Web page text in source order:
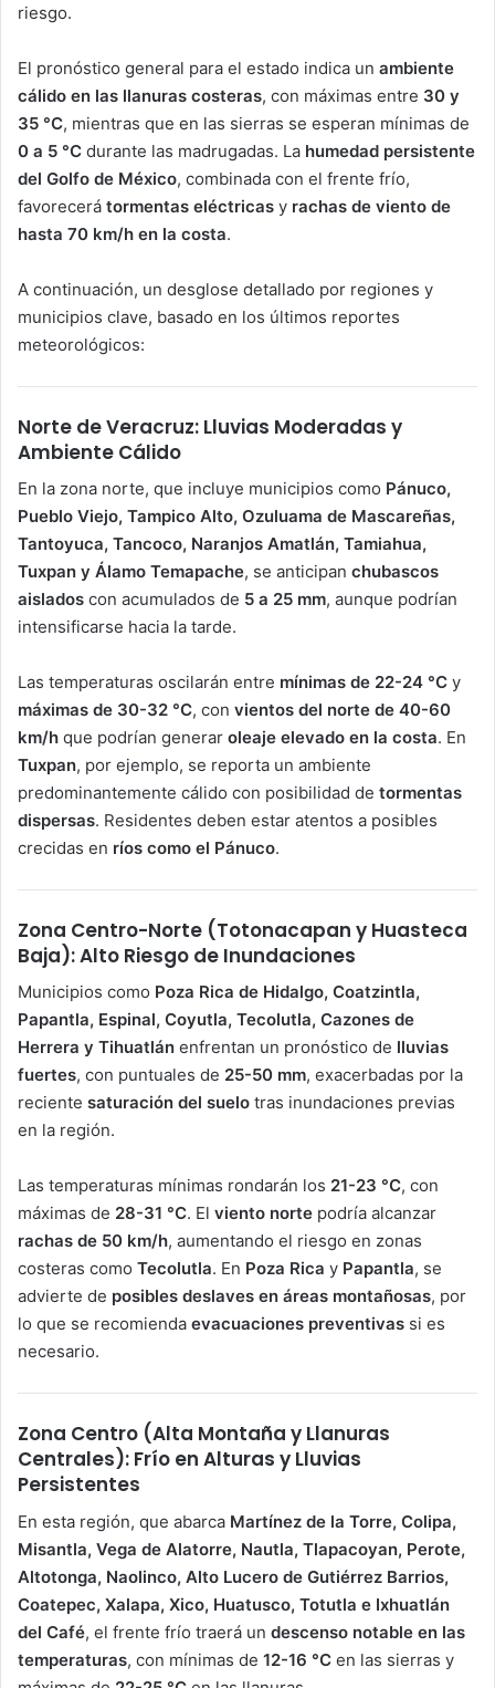
riesgo.
El pronóstico general para el estado indica un ambiente
cálido en las llanuras costeras, con máximas entre 30 y
35 °C, mientras que en las sierras se esperan mínimas de
0 a 5 °C durante las madrugadas. La humedad persistente
del Golfo de México, combinada con el frente frío,
favorecerá tormentas eléctricas y rachas de viento de
hasta 70 km/h en la costa.
A continuación, un desglose detallado por regiones y
municipios clave, basado en los últimos reportes
meteorológicos:
Norte de Veracruz: Lluvias Moderadas y
Ambiente Cálido
En la zona norte, que incluye municipios como Pánuco,
Pueblo Viejo, Tampico Alto, Ozuluama de Mascareñas,
Tantoyuca, Tancoco, Naranjos Amatlán, Tamiahua,
Tuxpan y Álamo Temapache, se anticipan chubascos
aislados con acumulados de 5 a 25 mm, aunque podrían
intensificarse hacia la tarde.
Las temperaturas oscilarán entre mínimas de 22-24 °C y
máximas de 30-32 °C, con vientos del norte de 40-60
km/h que podrían generar oleaje elevado en la costa. En
Tuxpan, por ejemplo, se reporta un ambiente
predominantemente cálido con posibilidad de tormentas
dispersas. Residentes deben estar atentos a posibles
crecidas en ríos como el Pánuco.
Zona Centro-Norte (Totonacapan y Huasteca
Baja): Alto Riesgo de Inundaciones
Municipios como Poza Rica de Hidalgo, Coatzintla,
Papantla, Espinal, Coyutla, Tecolutla, Cazones de
Herrera y Tihuatlán enfrentan un pronóstico de lluvias
fuertes, con puntuales de 25-50 mm, exacerbadas por la
reciente saturación del suelo tras inundaciones previas
en la región.
Las temperaturas mínimas rondarán los 21-23 °C, con
máximas de 28-31 °C. El viento norte podría alcanzar
rachas de 50 km/h, aumentando el riesgo en zonas
costeras como Tecolutla. En Poza Rica y Papantla, se
advierte de posibles deslaves en áreas montañosas, por
lo que se recomienda evacuaciones preventivas si es
necesario.
Zona Centro (Alta Montaña y Llanuras
Centrales): Frío en Alturas y Lluvias
Persistentes
En esta región, que abarca Martínez de la Torre, Colipa,
Misantla, Vega de Alatorre, Nautla, Tlapacoyan, Perote,
Altotonga, Naolinco, Alto Lucero de Gutiérrez Barrios,
Coatepec, Xalapa, Xico, Huatusco, Totutla e Ixhuatlán
del Café, el frente frío traerá un descenso notable en las
temperaturas, con mínimas de 12-16 °C en las sierras y